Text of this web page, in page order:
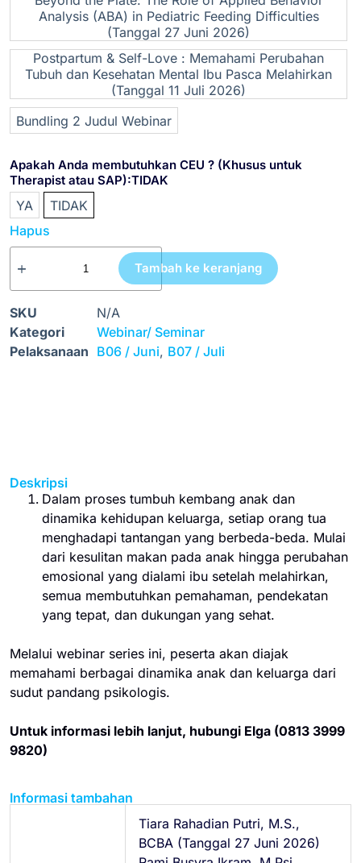
SKU
N/A
Kategori
Webinar/ Seminar
Pelaksanaan B06 / Juni, B07 / Juli
Analysis (ABA) in Pediatric Feeding Difficulties
(Tanggal 27 Juni 2026)
Postpartum & Self-Love : Memahami Perubahan
Tubuh dan Kesehatan Mental Ibu Pasca Melahirkan
(Tanggal 11 Juli 2026)
Bundling 2 Judul Webinar
Apakah Anda membutuhkan CEU ? (Khusus untuk
Therapist atau SAP):TIDAK
YA
TIDAK
Hapus
Tambah ke keranjang
Deskripsi
Dalam proses tumbuh kembang anak dan
dinamika kehidupan keluarga, setiap orang tua
menghadapi tantangan yang berbeda-beda. Mulai
dari kesulitan makan pada anak hingga perubahan
emosional yang dialami ibu setelah melahirkan,
semua membutuhkan pemahaman, pendekatan
yang tepat, dan dukungan yang sehat.
Melalui webinar series ini, peserta akan diajak
memahami berbagai dinamika anak dan keluarga dari
sudut pandang psikologis.
Untuk informasi lebih lanjut, hubungi Elga (0813 3999
9820)
Informasi tambahan
Tiara Rahadian Putri, M.S.,
BCBA (Tanggal 27 Juni 2026)